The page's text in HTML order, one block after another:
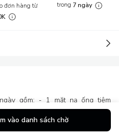
đơn hàng từ
trong 7 ngày
gồm: - 1 mặt nạ ống tiêm
da đến từ Hàn Quốc sử dụng
chỉ có tác dụng chăm sóc
vào danh sách chờ